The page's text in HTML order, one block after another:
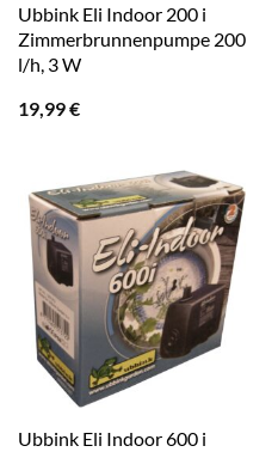
Ubbink Eli Indoor 200 i
Zimmerbrunnenpumpe 200
l/h, 3 W
19,99€
Ubbink Eli Indoor 600 i